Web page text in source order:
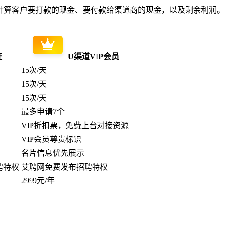
客户要打款的现金、要付款给渠道商的现金，以及剩余利润。
U渠道VIP会员
15次/天
15次/天
15次/天
最多申请7个
VIP折扣票，免费上台对接资源
VIP会员尊贵标识
名片信息优先展示
特权 艾聘网免费发布招聘特权
2999元/年